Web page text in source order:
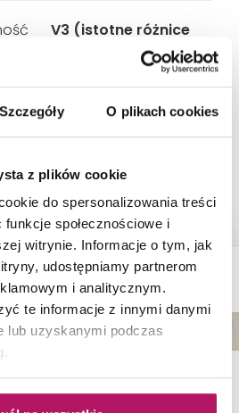
Szczegóły O plikach cookies
z plików cookie
do spersonalizowania treści
społecznościowe i
witrynie. Informacje o tym, jak
udostępniamy partnerom
i analitycznym.
te informacje z innymi danymi
lub uzyskanymi podczas
V3 (istotne różnice
we wzorze i
intensywności
wybarwienia grafiki)